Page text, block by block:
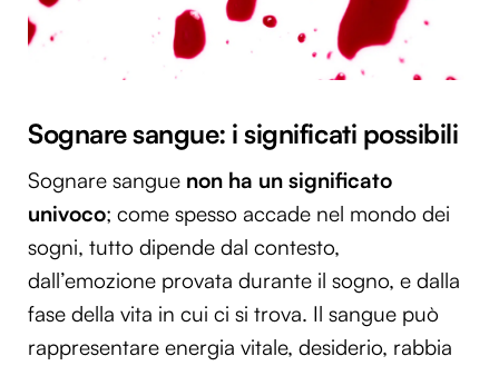
Sognare sangue: i significati possibili
Sognare sangue non ha un significato
univoco; come spesso accade nel mondo dei
sogni, tutto dipende dal contesto,
dall’emozione provata durante il sogno, e dalla
fase della vita in cui ci si trova. Il sangue può
rappresentare energia vitale, desiderio, rabbia